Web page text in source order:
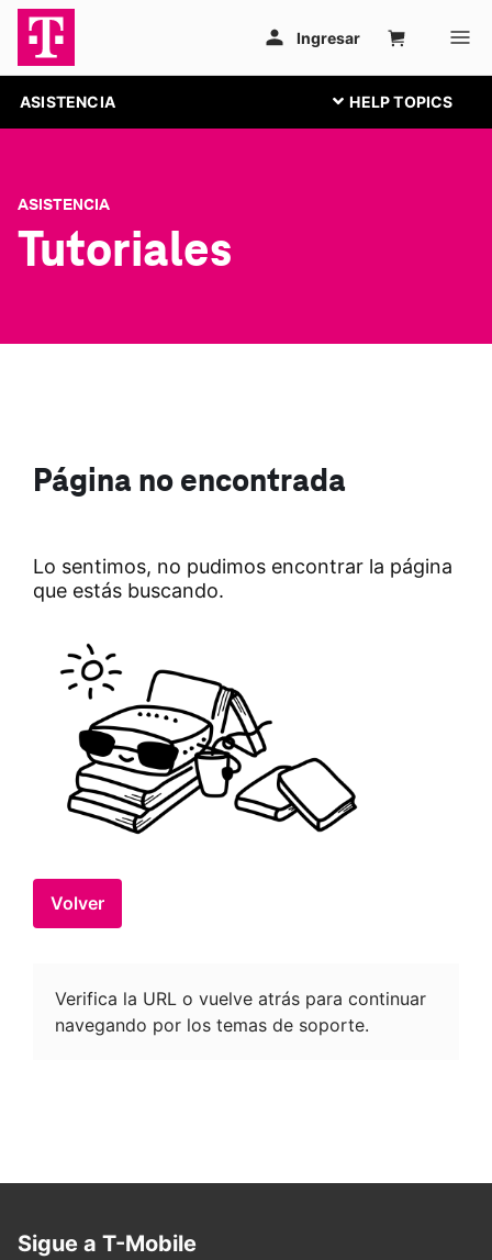
ASISTENCIA
ASISTENCIA
Tutoriales